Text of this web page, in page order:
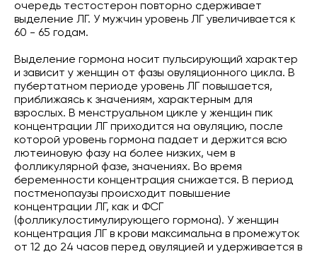
очередь тестостерон повторно сдерживает
выделение ЛГ. У мужчин уровень ЛГ увеличивается к
60 - 65 годам.
Выделение гормона носит пульсирующий характер
и зависит у женщин от фазы овуляционного цикла. В
пубертатном периоде уровень ЛГ повышается,
приближаясь к значениям, характерным для
взрослых. В менструальном цикле у женщин пик
концентрации ЛГ приходится на овуляцию, после
которой уровень гормона падает и держится всю
лютеиновую фазу на более низких, чем в
фолликулярной фазе, значениях. Во время
беременности концентрация снижается. В период
постменопаузы происходит повышение
концентрации ЛГ, как и ФСГ
(фолликулостимулирующего гормона). У женщин
концентрация ЛГ в крови максимальна в промежуток
от 12 до 24 часов перед овуляцией и удерживается в